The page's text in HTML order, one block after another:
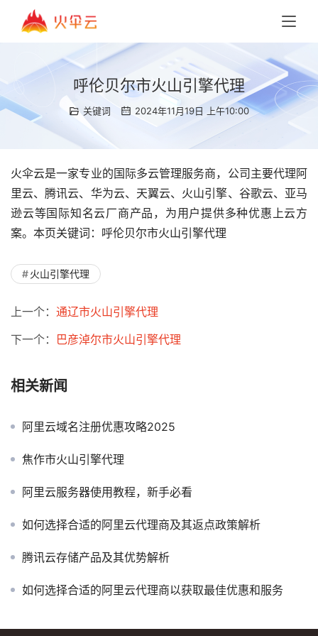
呼伦贝尔市火山引擎代理
关键词 2024年11月19日 上午10:00
火伞云是一家专业的国际多云管理服务商，公司主要代理阿
里云、腾讯云、华为云、天翼云、火山引擎、谷歌云、亚马
逊云等国际知名云厂商产品，为用户提供多种优惠上云方
案。本页关键词：呼伦贝尔市火山引擎代理
火山引擎代理
上一个： 通辽市火山引擎代理
下一个： 巴彦淖尔市火山引擎代理
相关新闻
阿里云域名注册优惠攻略2025
焦作市火山引擎代理
阿里云服务器使用教程，新手必看
如何选择合适的阿里云代理商及其返点政策解析
腾讯云存储产品及其优势解析
如何选择合适的阿里云代理商以获取最佳优惠和服务